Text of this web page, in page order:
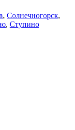
, Солнечногорск,
, Ступино